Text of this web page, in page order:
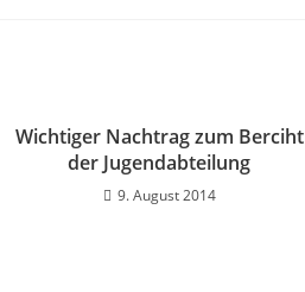
Wichtiger Nachtrag zum Berciht
der Jugendabteilung
9. August 2014